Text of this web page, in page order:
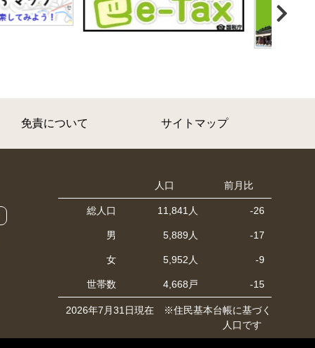
免責について サイトマップ
人口 前月比
総人口 11,841人 -26
男 5,889人 -17
女 5,952人 -9
世帯数 4,668戸 -15
2026年7月31日現在 ※住民基本台帳に基づく
人口です